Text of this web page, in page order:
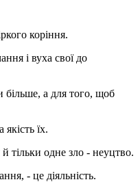
коріння.
і вуха свої до
більше, а для того, щоб
їх.
тільки одне зло - неуцтво.
- це діяльність.